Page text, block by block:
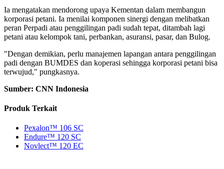
Ia mengatakan mendorong upaya Kementan dalam membangun
korporasi petani. Ia menilai komponen sinergi dengan melibatkan
peran Perpadi atau penggilingan padi sudah tepat, ditambah lagi
petani atau kelompok tani, perbankan, asuransi, pasar, dan Bulog.
"Dengan demikian, perlu manajemen lapangan antara penggilingan
padi dengan BUMDES dan koperasi sehingga korporasi petani bisa
terwujud," pungkasnya.
Sumber: CNN Indonesia
Produk Terkait
Pexalon™ 106 SC
Endure™ 120 SC
Novlect™ 120 EC